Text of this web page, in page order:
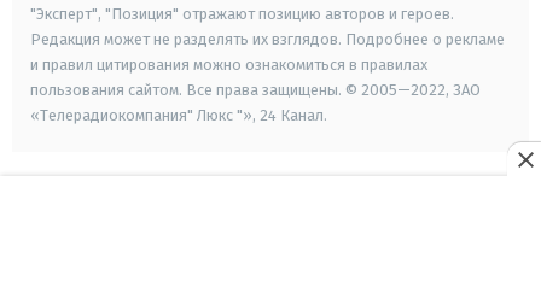
"Эксперт", "Позиция" отражают позицию авторов и героев.
Редакция может не разделять их взглядов. Подробнее о рекламе
и правил цитирования можно ознакомиться в правилах
пользования сайтом. Все права защищены. © 2005—2022, ЗАО
«Телерадиокомпания" Люкс "», 24 Канал.